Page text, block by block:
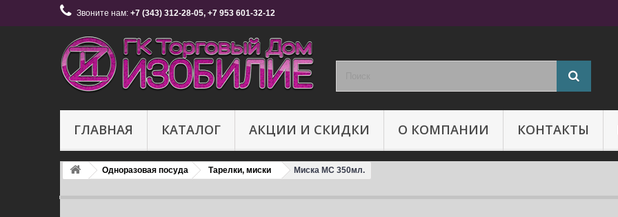
Звоните нам: +7 (343) 312-28-05, +7 953 601-32-12
ГЛАВНАЯ КАТАЛОГ АКЦИИ И СКИДКИ О КОМПАНИИ КОНТАКТЫ
Одноразовая посуда Тарелки, миски Миска МС 350мл.